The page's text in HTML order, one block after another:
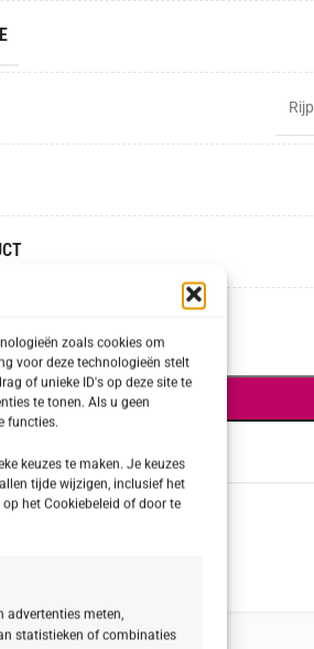
zoals cookies om
voor deze technologieën stelt
of unieke ID's op deze site te
te tonen. Als u geen
functies.
keuzes te maken. Je keuzes
tijde wijzigen, inclusief het
het Cookiebeleid of door te
advertenties meten,
statistieken of combinaties
INFORMATIE